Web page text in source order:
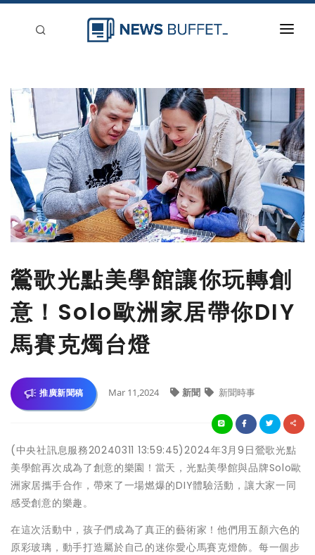
新聞稿分類
刊登
鶯歌光點美學館讓你玩轉創
意！Solo歐洲家居帶你DIY
馬賽克燭台燈
推廣新聞稿 Mar 11,2024 新聞 新聞時事
(中央社訊息服務20240311 13:59:45)2024年3月9日鶯歌光點
美學館再次成為了創意的樂園！當天，光點美學館與品牌Solo歐
洲家居攜手合作，帶來了一場燃爆的DIY體驗活動，讓大家一同
感受創意的樂趣。
在這次活動中，孩子們成為了真正的藝術家！他們用五顏六色的
原彩玻璃，動手打造屬於自己的迷你愛心馬賽克燈飾。每一個步